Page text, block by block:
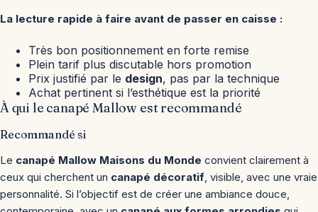
La lecture rapide à faire avant de passer en caisse :
Très bon positionnement en forte remise
Plein tarif plus discutable hors promotion
Prix justifié par le design, pas par la technique
Achat pertinent si l’esthétique est la priorité
À qui le canapé Mallow est recommandé
Recommandé si
Le canapé Mallow Maisons du Monde convient clairement à
ceux qui cherchent un canapé décoratif , visible, avec une vraie
personnalité. Si l’objectif est de créer une ambiance douce,